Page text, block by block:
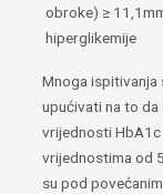
obroke) ≥
hiperglikemije
Mnoga ispitivanja
upućivati na to da
vrijednosti HbA1c
vrijednostima od
su pod